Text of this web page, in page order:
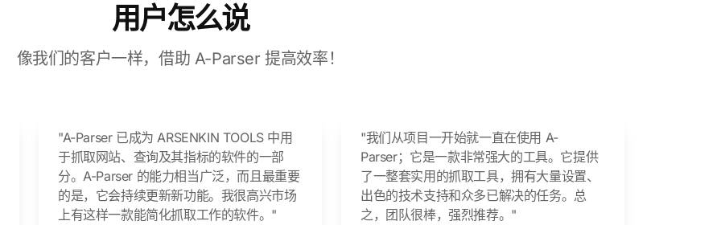
用户怎么说
像我们的客户一样，借助 A-Parser 提高效率！
"A-Parser 已成为 ARSENKIN TOOLS 中用
于抓取网站、查询及其指标的软件的一部
分。A-Parser 的能力相当广泛，而且最重要
的是，它会持续更新新功能。我很高兴市场
上有这样一款能简化抓取工作的软件。"
"我们从项目一开始就一直在使用 A-
Parser；它是一款非常强大的工具。它提供
了一整套实用的抓取工具，拥有大量设置、
出色的技术支持和众多已解决的任务。总
之，团队很棒，强烈推荐。"